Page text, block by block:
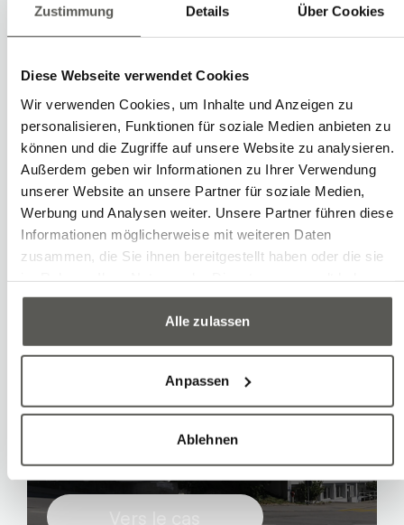
Zustimmung Details Über Cookies
Diese Webseite verwendet Cookies
Wir verwenden Cookies, um Inhalte und Anzeigen zu
personalisieren, Funktionen für soziale Medien anbieten zu
können und die Zugriffe auf unsere Website zu analysieren.
Außerdem geben wir Informationen zu Ihrer Verwendung
unserer Website an unsere Partner für soziale Medien,
Werbung und Analysen weiter. Unsere Partner führen diese
Informationen möglicherweise mit weiteren Daten
zusammen, die Sie ihnen bereitgestellt haben oder die sie
Alle zulassen
Anpassen
Ablehnen
Eine Auswahl an
Arbeiten von Marcel
Chargement et
déchargement d'une
presse à injection en
fonctionnement 3x8
Vers le cas